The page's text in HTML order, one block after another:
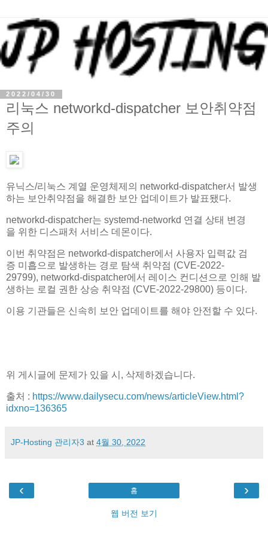
2022/04/30
리눅스 networkd-dispatcher 보안취약점
주의
유닉스/리눅스 계열 운영체제의 networkd-dispatcher서 발생
하는 보안취약점을 해결한 보안 업데이트가 발표됐다.
networkd-dispatcher는 systemd-networkd 연결 상태 변경
을 위한 디스패처 서비스 데몬이다.
이번 취약점은 networkd-dispatcher에서 사용자 입력값 검
증 미흡으로 발생하는 경로 탐색 취약점 (CVE-2022-
29799), networkd-dispatcher에서 레이스 컨디션으로 인해 발
생하는 로컬 권한 상승 취약점 (CVE-2022-29800) 등이다.
이용 기관들은 신속히 보안 업데이트를 해야 안전할 수 있다.
위 게시글에 문제가 있을 시, 삭제하겠습니다.
출처 : https://www.dailysecu.com/news/articleView.html?
idxno=136365
JP-Hosting 관리자3 at 4월 30, 2022
‹ ›
홈
웹 버전 보기